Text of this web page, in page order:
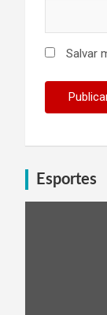
Salvar
Esportes